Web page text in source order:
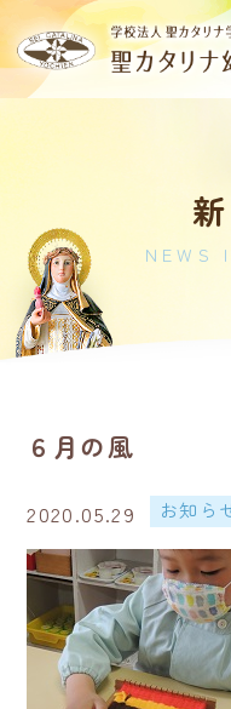
NEWS
６月の風
2020.05.29 お知ら